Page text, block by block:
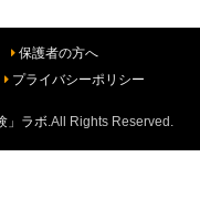
保護者の方へ
プライバシーポリシー
」ラボ .All Rights Reserved.